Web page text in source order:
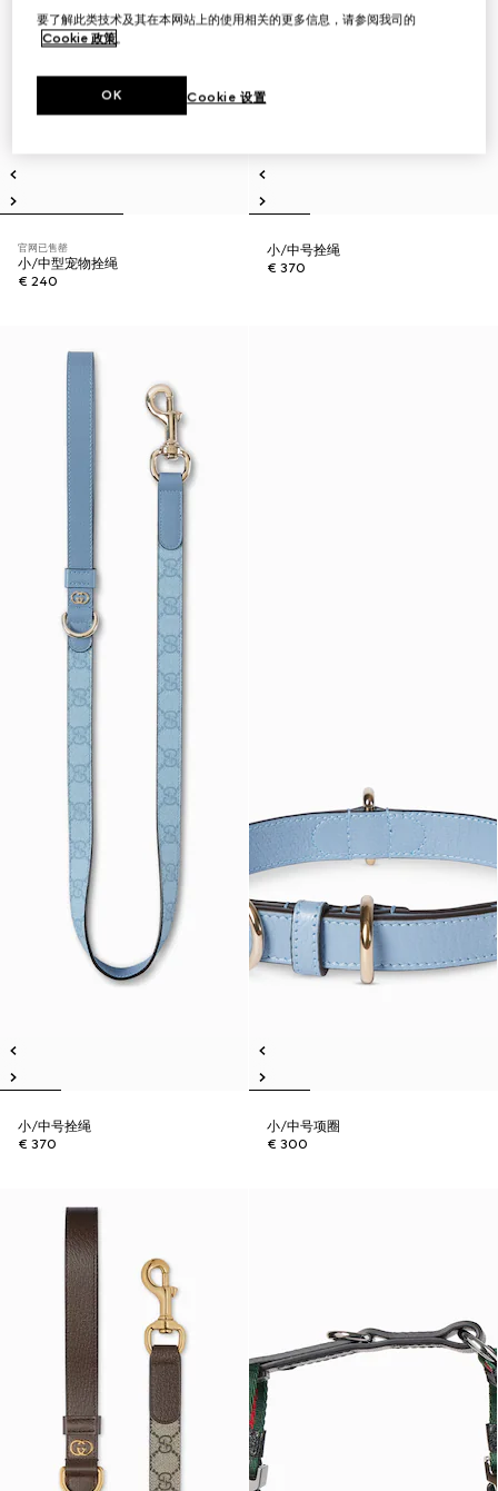
官网已售罄
小/中型宠物拴绳
€ 240
小/中号拴绳
€ 370
小/中号拴绳
€ 370
小/中号项圈
€ 300
要了解此类技术及其在本网站上的使用相关的更多信息，请参阅我司的
Cookie 政策。
Cookie 设置
OK